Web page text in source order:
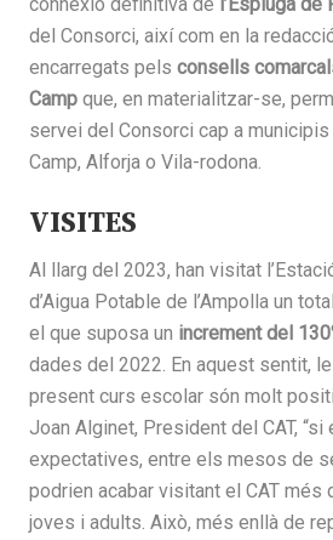
del Consorci, així com en la
encarregats pels consells
Camp que, en materialitzar-se,
servei del Consorci cap a
Camp, Alforja o Vila-rodona.
VISITES
Al llarg del 2023, han visitat
d’Aigua Potable de l’Ampolla un
el que suposa un increment del
dades del 2022. En aquest sentit,
present curs escolar són molt
Joan Alginet, President del CAT,
expectatives, entre els mesos de
podrien acabar visitant el CAT més
joves i adults. Això, més enllà de